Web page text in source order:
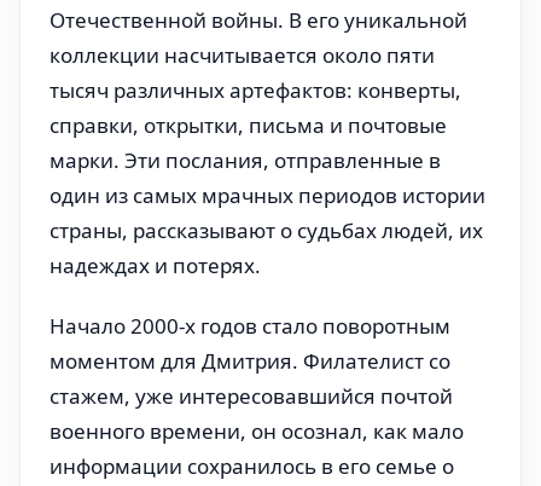
Отечественной войны. В его уникальной
коллекции насчитывается около пяти
тысяч различных артефактов: конверты,
справки, открытки, письма и почтовые
марки. Эти послания, отправленные в
один из самых мрачных периодов истории
страны, рассказывают о судьбах людей, их
надеждах и потерях.
Начало 2000-х годов стало поворотным
моментом для Дмитрия. Филателист со
стажем, уже интересовавшийся почтой
военного времени, он осознал, как мало
информации сохранилось в его семье о